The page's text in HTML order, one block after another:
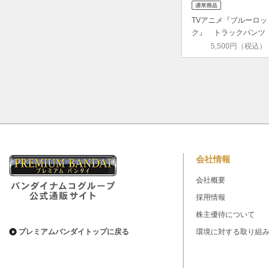
TVアニメ『ブルーロッ
ク』 トラックパンツ
5,500円（税込）
プレミアムバンダイトップに戻る
会社情報
会社概要
採用情報
株主優待について
環境に対する取り組み